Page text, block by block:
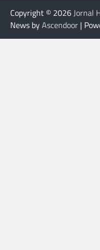
Copyright © 2026Jornal
News byAscendoor |